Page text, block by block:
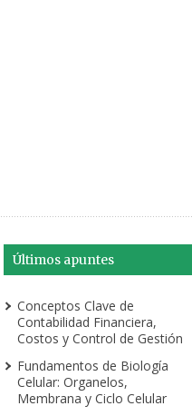
Últimos apuntes
Conceptos Clave de
Contabilidad Financiera,
Costos y Control de Gestión
Fundamentos de Biología
Celular: Organelos,
Membrana y Ciclo Celular